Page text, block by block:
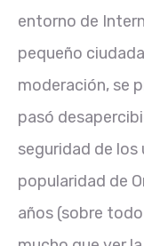
entorno de
pequeño
moderación, se
pasó
seguridad de los
popularidad de
años (sobre